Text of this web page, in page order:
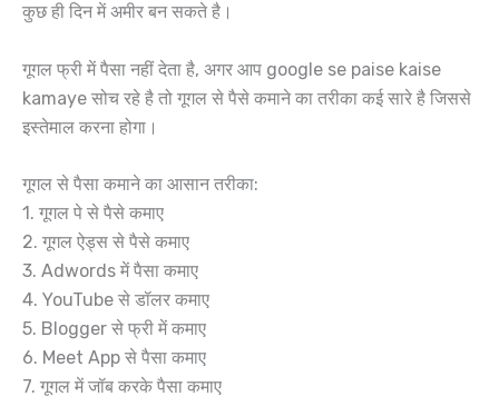
कुछ ही दिन में अमीर बन सकते है।
गूगल फ्री में पैसा नहीं देता है, अगर आप google se paise kaise
kamaye सोच रहे है तो गूगल से पैसे कमाने का तरीका कई सारे है जिससे
इस्तेमाल करना होगा।
गूगल से पैसा कमाने का आसान तरीका:
1. गूगल पे से पैसे कमाए
2. गूगल ऐड्स से पैसे कमाए
3. Adwords में पैसा कमाए
4. YouTube से डॉलर कमाए
5. Blogger से फ्री में कमाए
6. Meet App से पैसा कमाए
7. गूगल में जॉब करके पैसा कमाए